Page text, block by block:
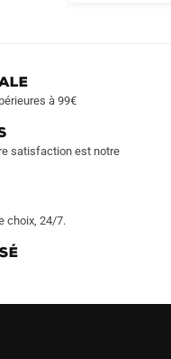
page
à 99€
satisfaction est notre
choix, 24/7.